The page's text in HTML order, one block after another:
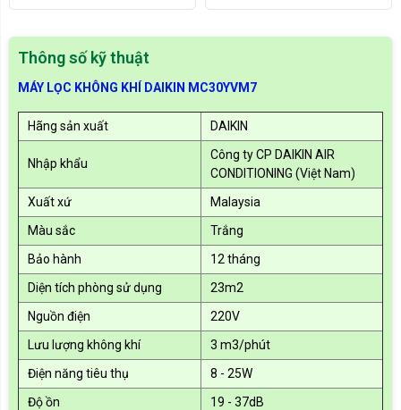
Thông số kỹ thuật
MÁY LỌC KHÔNG KHÍ DAIKIN MC30YVM7
Hãng sản xuất DAIKIN
Nhập khẩu
Công ty CP DAIKIN AIR
CONDITIONING (Việt Nam)
Xuất xứ
Malaysia
Màu sắc
Trắng
Bảo hành
12 tháng
Diện tích phòng sử dụng
23m2
Nguồn điện
220V
Lưu lượng không khí
3 m3/phút
Điện năng tiêu thụ
8 - 25W
Độ ồn
19 - 37dB